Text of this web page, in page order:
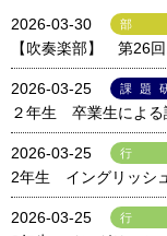
2026-03-30 部
【吹奏楽部】 第26
2026-03-25 課題
２年生 卒業生による
2026-03-25 行
2年生 イングリッシ
2026-03-25 行